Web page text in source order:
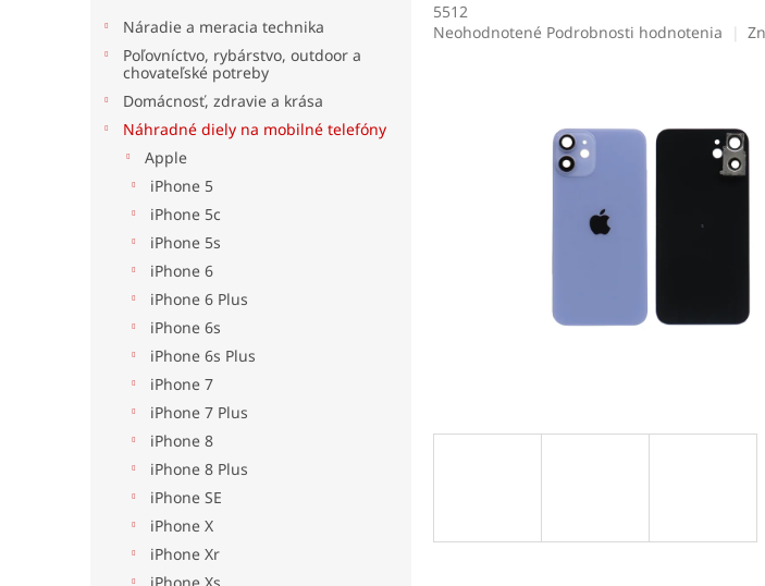
Náradie a meracia technika
Poľovníctvo, rybárstvo, outdoor a
chovateľské potreby
Domácnosť, zdravie a krása
Náhradné diely na mobilné telefóny
Apple
iPhone 5
iPhone 5c
iPhone 5s
iPhone 6
iPhone 6 Plus
iPhone 6s
iPhone 6s Plus
iPhone 7
iPhone 7 Plus
iPhone 8
iPhone 8 Plus
iPhone SE
iPhone X
iPhone Xr
5512
Priemerné
Neohodnotené Podrobnosti hodnotenia